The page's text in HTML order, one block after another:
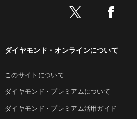
ダイヤモンド・オンラインについて
このサイトについて
ダイヤモンド・プレミアムについて
ダイヤモンド・プレミアム活用ガイド